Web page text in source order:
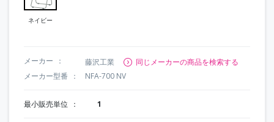
ネイビー
メーカー 藤沢工業
同じメーカーの商品を検索する
メーカー型番
NFA-700 NV
最小販売単位 1